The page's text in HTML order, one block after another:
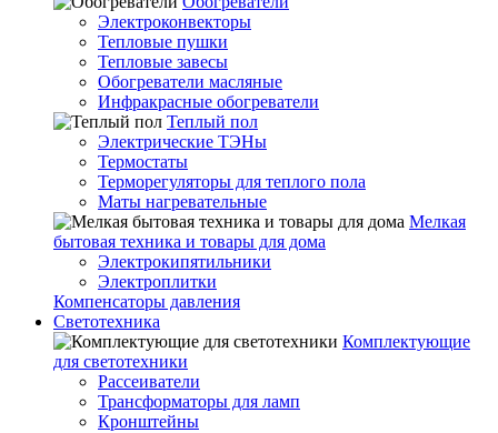
Электроконвекторы
Тепловые пушки
Тепловые завесы
Обогреватели масляные
Инфракрасные обогреватели
Теплый пол
Электрические ТЭНы
Термостаты
Терморегуляторы для теплого пола
Маты нагревательные
Мелкая
бытовая техника и товары для дома
Электрокипятильники
Электроплитки
Компенсаторы давления
Светотехника
Комплектующие
для светотехники
Рассеиватели
Трансформаторы для ламп
Кронштейны